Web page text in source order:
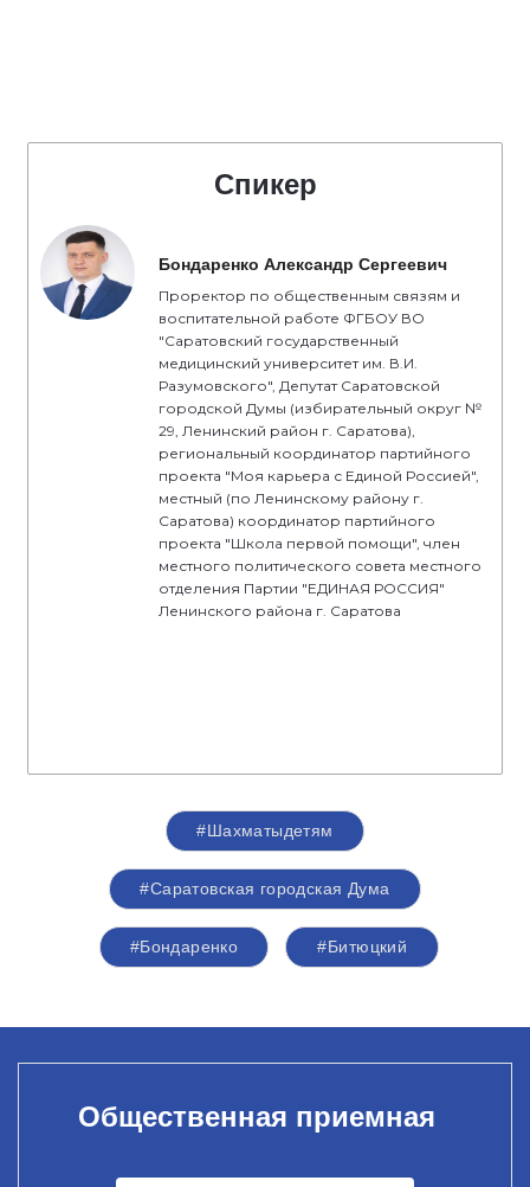
Спикер
Бондаренко Александр Сергеевич
Проректор по общественным связям и
воспитательной работе ФГБОУ ВО
"Саратовский государственный
медицинский университет им. В.И.
Разумовского", Депутат Саратовской
городской Думы (избирательный округ №
29, Ленинский район г. Саратова),
региональный координатор партийного
проекта "Моя карьера с Единой Россией",
местный (по Ленинскому району г.
Саратова) координатор партийного
проекта "Школа первой помощи", член
местного политического совета местного
отделения Партии "ЕДИНАЯ РОССИЯ"
Ленинского района г. Саратова
#Шахматыдетям
#Саратовская городская Дума
#Бондаренко #Битюцкий
Общественная приемная